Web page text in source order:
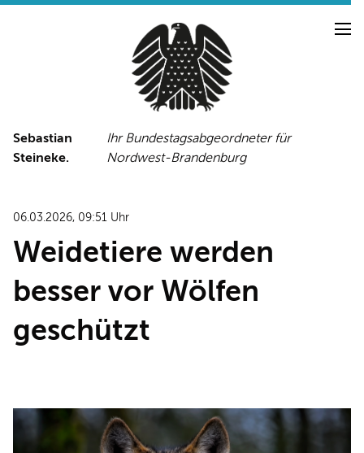
Sebastian
Steineke.
Ihr Bundestagsabgeordneter für
Nordwest-Brandenburg
NEUIGKEITEN
FACEBOOK-SEITE
06.03.2026, 09:51 Uhr
Weidetiere werden
besser vor Wölfen
geschützt